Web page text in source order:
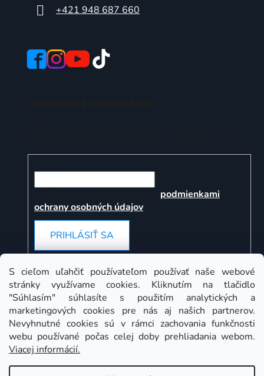
S cieľom uľahčiť používateľom používať naše webové
stránky využívame cookies. Kliknutím na tlačidlo
"Súhlasím" súhlasíte s použitím analytických a
marketingových cookies pre nás aj našich partnerov.
Nevyhnutné cookies sú v rámci zachovania funkčnosti
webu používané počas celej doby prehliadania webom.
Viacej informácií.
+421 948 687 660
podmienkami
ochrany osobných údajov
PRIHLÁSIŤ SA
Instagram